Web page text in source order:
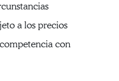
a los precios
con